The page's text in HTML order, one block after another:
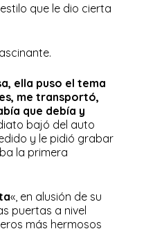
que le dio cierta
ella puso el tema
me transportó,
que debía y
bajó del auto
y le pidió grabar
la primera
«, en alusión de su
puertas a nivel
más hermosos